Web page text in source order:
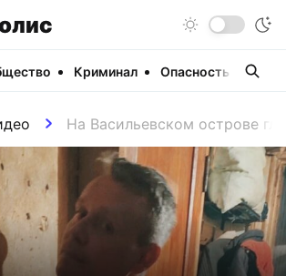
Криминал Опасность
На Васильевском острове